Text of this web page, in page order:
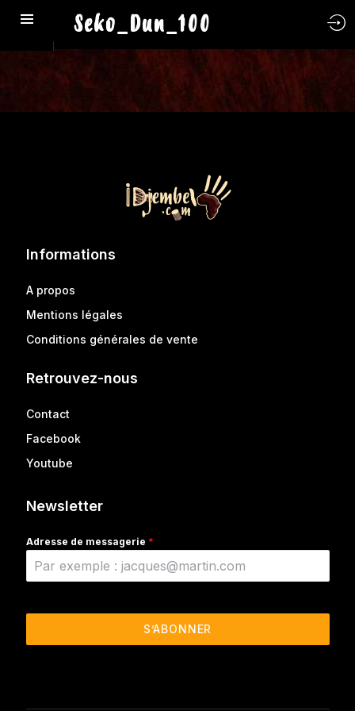
Seko_Dun_100
Informations
A propos
Mentions légales
Conditions générales de vente
Retrouvez-nous
Contact
Facebook
Youtube
Newsletter
Adresse de messagerie *
S’ABONNER